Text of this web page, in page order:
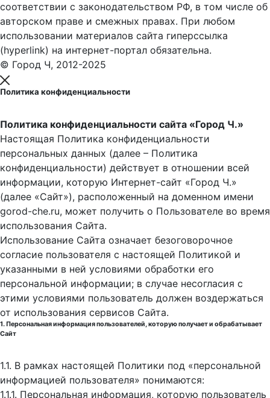
соответствии с законодательством РФ, в том числе об
авторском праве и смежных правах. При любом
использовании материалов сайта гиперссылка
(hyperlink) на интернет-портал обязательна.
© Город Ч, 2012-2025
Политика конфиденциальности
Политика конфиденциальности сайта «Город Ч.»
Настоящая Политика конфиденциальности
персональных данных (далее – Политика
конфиденциальности) действует в отношении всей
информации, которую Интернет-сайт «Город Ч.»
(далее «Сайт»), расположенный на доменном имени
gorod-che.ru, может получить о Пользователе во время
использования Cайта.
Использование Сайта означает безоговорочное
согласие пользователя с настоящей Политикой и
указанными в ней условиями обработки его
персональной информации; в случае несогласия с
этими условиями пользователь должен воздержаться
от использования сервисов Сайта.
1. Персональная информация пользователей, которую получает и обрабатывает
Сайт
1.1. В рамках настоящей Политики под «персональной
информацией пользователя» понимаются:
1.1.1. Персональная информация, которую пользователь